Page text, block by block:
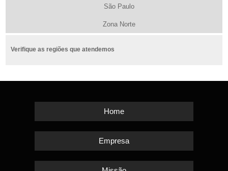
São Paulo
Zona Norte
Verifique as regiões que atendemos
Home
Empresa